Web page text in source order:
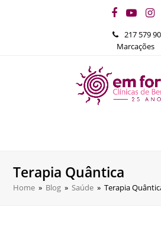
Facebook
217 579
Marcações
Terapia Quântica
Home » Blog » Saúde » Terapia